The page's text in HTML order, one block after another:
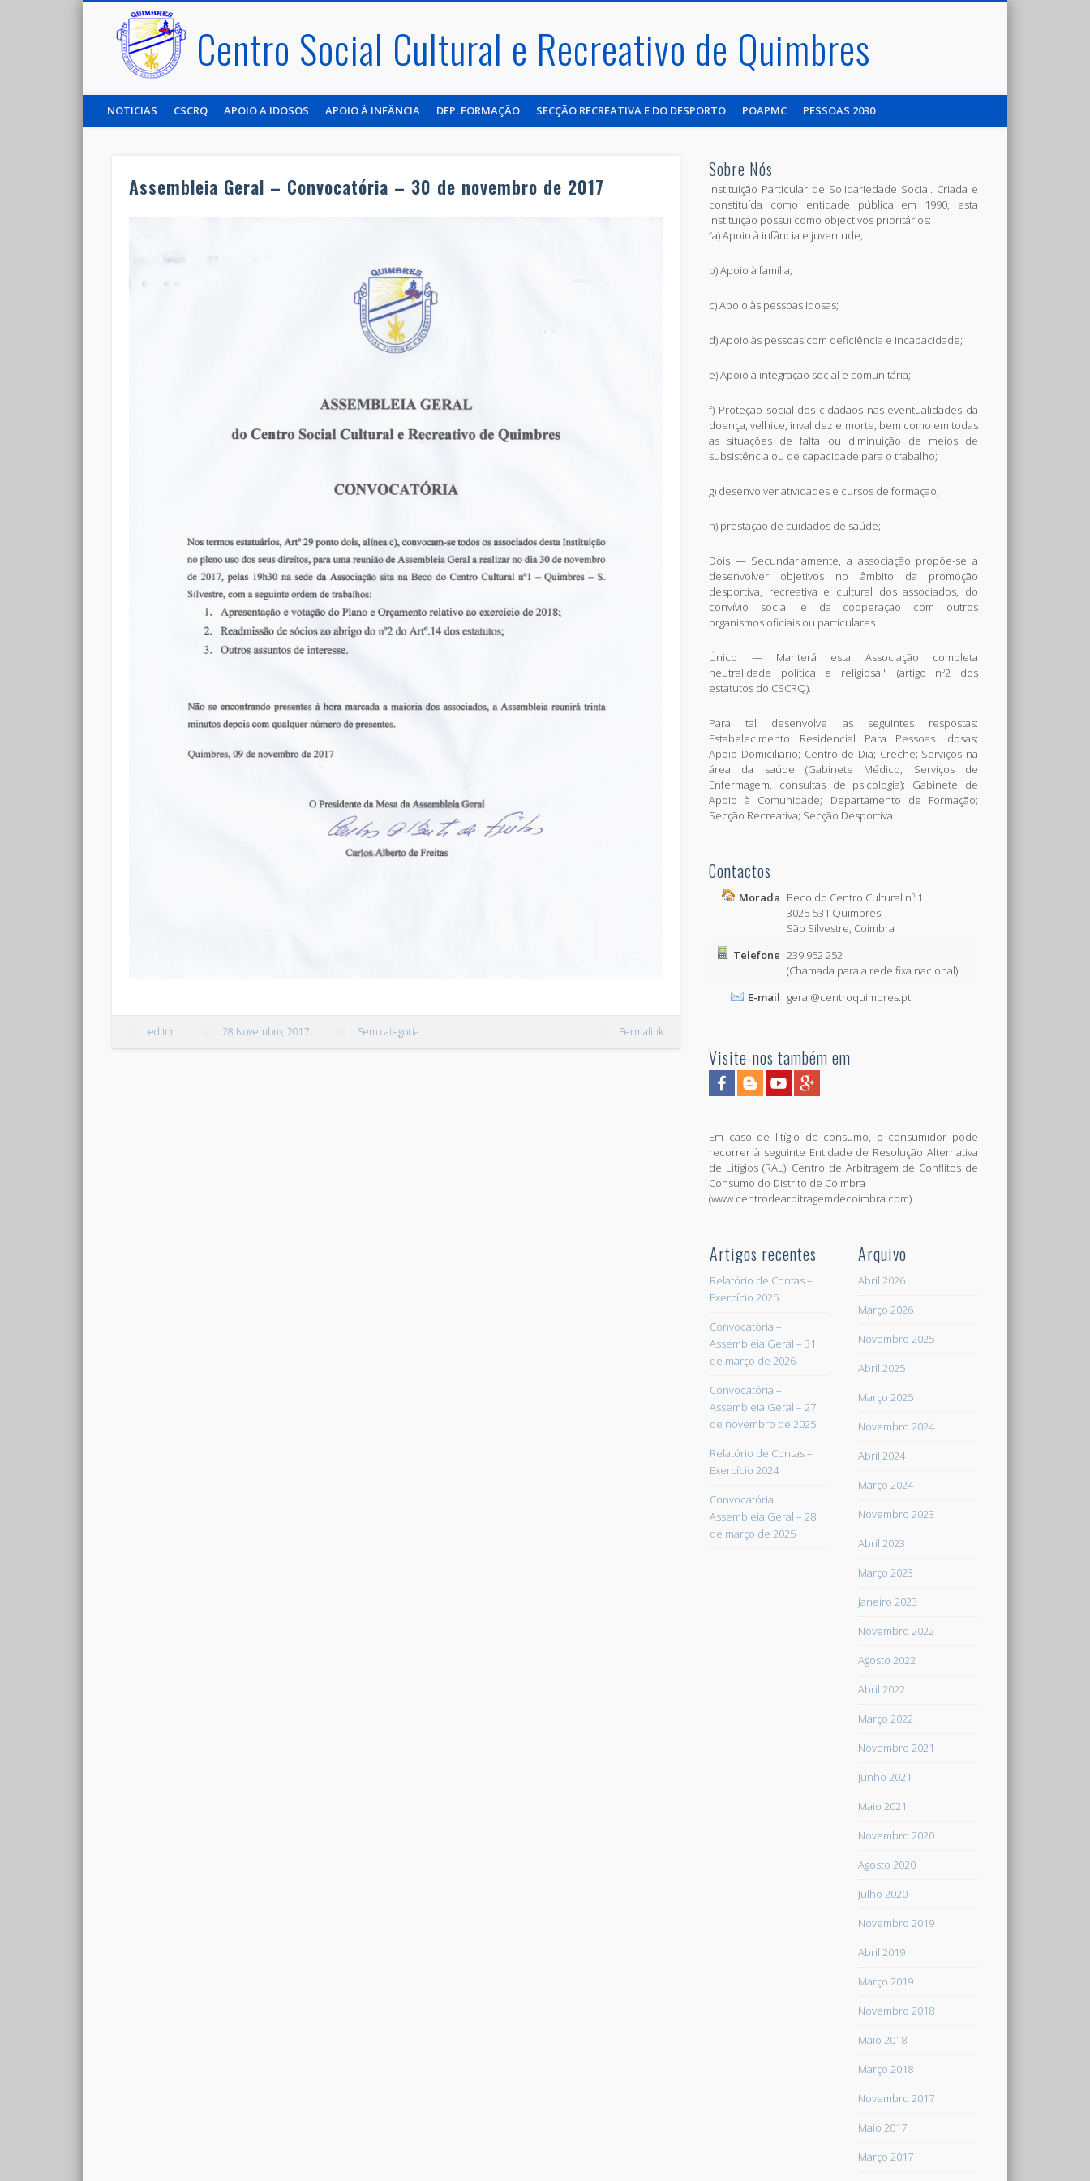
Centro Social Cultural e Recreativo de Quimbres
NOTICIAS CSCRQ APOIO A IDOSOS APOIO À INFÂNCIA DEP. FORMAÇÃO SECÇÃO RECREATIVA E DO DESPORTO POAPMC PESSOAS 2030
Assembleia Geral – Convocatória – 30 de novembro de 2017
editor 28 Novembro, 2017 Sem categoria Permalink
Sobre Nós
Instituição Particular de Solidariedade Social. Criada e
constituída como entidade pública em 1990, esta
Instituição possui como objectivos prioritários:
“a) Apoio à infância e juventude;
b) Apoio à família;
c) Apoio às pessoas idosas;
d) Apoio às pessoas com deficiência e incapacidade;
e) Apoio à integração social e comunitária;
f) Proteção social dos cidadãos nas eventualidades da
doença, velhice, invalidez e morte, bem como em todas
as situações de falta ou diminuição de meios de
subsistência ou de capacidade para o trabalho;
g) desenvolver atividades e cursos de formação;
h) prestação de cuidados de saúde;
Dois — Secundariamente, a associação propõe-se a
desenvolver objetivos no âmbito da promoção
desportiva, recreativa e cultural dos associados, do
convívio social e da cooperação com outros
organismos oficiais ou particulares
Único — Manterá esta Associação completa
neutralidade política e religiosa." (artigo nº2 dos
estatutos do CSCRQ).
Para tal desenvolve as seguintes respostas:
Estabelecimento Residencial Para Pessoas Idosas;
Apoio Domiciliário; Centro de Dia; Creche; Serviços na
área da saúde (Gabinete Médico, Serviços de
Enfermagem, consultas de psicologia); Gabinete de
Apoio à Comunidade; Departamento de Formação;
Secção Recreativa; Secção Desportiva.
Contactos
Morada Beco do Centro Cultural nº 1
3025-531 Quimbres,
São Silvestre, Coimbra
Telefone 239 952 252
(Chamada para a rede fixa nacional)
E-mail geral@centroquimbres.pt
Visite-nos também em
Em caso de litígio de consumo, o consumidor pode
recorrer à seguinte Entidade de Resolução Alternativa
de Litígios (RAL): Centro de Arbitragem de Conflitos de
Consumo do Distrito de Coimbra
(www.centrodearbitragemdecoimbra.com)
Artigos recentes
Relatório de Contas –
Exercício 2025
Convocatória –
Assembleia Geral – 31
de março de 2026
Convocatória –
Assembleia Geral – 27
de novembro de 2025
Relatório de Contas –
Exercício 2024
Convocatória
Assembleia Geral – 28
de março de 2025
Arquivo
Abril 2026
Março 2026
Novembro 2025
Abril 2025
Março 2025
Novembro 2024
Abril 2024
Março 2024
Novembro 2023
Abril 2023
Março 2023
Janeiro 2023
Novembro 2022
Agosto 2022
Abril 2022
Março 2022
Novembro 2021
Junho 2021
Maio 2021
Novembro 2020
Agosto 2020
Julho 2020
Novembro 2019
Abril 2019
Março 2019
Novembro 2018
Maio 2018
Março 2018
Novembro 2017
Maio 2017
Março 2017